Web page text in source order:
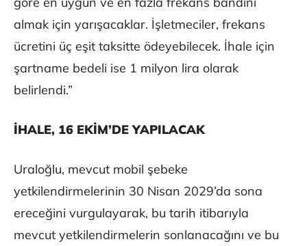
almak için yarışacaklar. İşletmeciler, frekans
ücretini üç eşit taksitte ödeyebilecek. İhale için
şartname bedeli ise 1 milyon lira olarak
belirlendi.”
İHALE, 16 EKİM’DE YAPILACAK
Uraloğlu, mevcut mobil şebeke
yetkilendirmelerinin 30 Nisan 2029’da sona
ereceğini vurgulayarak, bu tarih itibarıyla
mevcut yetkilendirmelerin sonlanacağını ve bu